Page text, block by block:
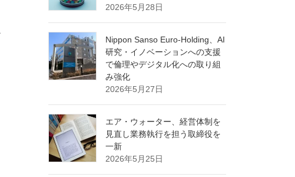
2026年5月28日
Nippon Sanso Euro-Holding、AI
研究・イノベーションへの支援
で倫理やデジタル化への取り組
み強化
2026年5月27日
エア・ウォーター、経営体制を
見直し業務執行を担う取締役を
一新
2026年5月25日